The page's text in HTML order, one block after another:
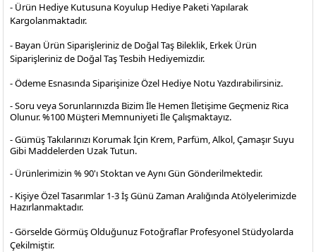
- Ürün Hediye Kutusuna Koyulup Hediye Paketi Yapılarak
Kargolanmaktadır.
- Bayan Ürün Siparişleriniz de Doğal Taş Bileklik, Erkek Ürün
Siparişleriniz de Doğal Taş Tesbih Hediyemizdir.
- Ödeme Esnasında Siparişinize Özel Hediye Notu Yazdırabilirsiniz.
- Soru veya Sorunlarınızda Bizim İle Hemen İletişime Geçmeniz Rica
Olunur. %100 Müşteri Memnuniyeti İle Çalışmaktayız.
- Gümüş Takılarınızı Korumak İçin Krem, Parfüm, Alkol, Çamaşır Suyu
Gibi Maddelerden Uzak Tutun.
- Ürünlerimizin % 90'ı Stoktan ve Aynı Gün Gönderilmektedir.
- Kişiye Özel Tasarımlar 1-3 İş Günü Zaman Aralığında Atölyelerimizde
Hazırlanmaktadır.
- Görselde Görmüş Olduğunuz Fotoğraflar ProfesyonelStüdyolarda
Çekilmiştir.